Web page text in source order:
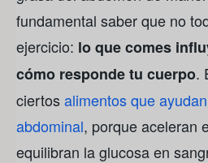
fundamental saber que no
ejercicio: lo que comes
cómo responde tu cuerpo.
ciertosalimentos que
abdominal, porque aceleran
equilibran la glucosa en